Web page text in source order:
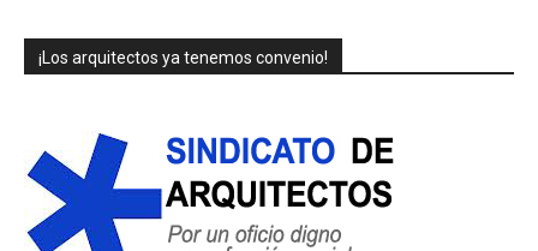
¡Los arquitectos ya tenemos convenio!